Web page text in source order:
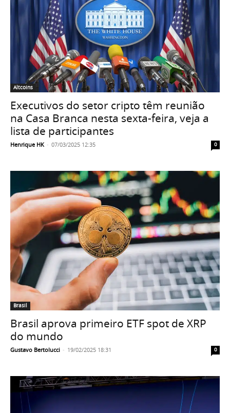
Altcoins
Executivos do setor cripto têm reunião
na Casa Branca nesta sexta-feira, veja a
lista de participantes
Henrique HK - 07/03/2025 12:35 0
Brasil
Brasil aprova primeiro ETF spot de XRP
do mundo
Gustavo Bertolucci - 19/02/2025 18:31 0